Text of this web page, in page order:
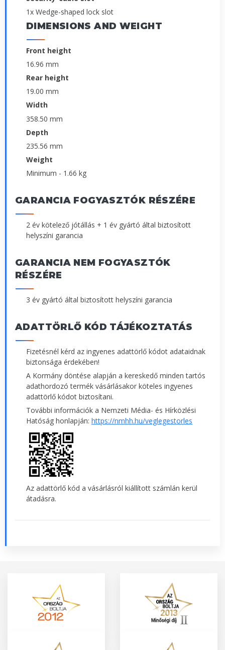
1x Wedge-shaped lock slot
DIMENSIONS AND WEIGHT
Front height
16.96 mm
Rear height
19.00 mm
Width
358.50 mm
Depth
235.56 mm
Weight
Minimum - 1.66 kg
GARANCIA FOGYASZTÓK RÉSZÉRE
2 év kötelező jótállás + 1 év gyártó által biztosított
helyszíni garancia
GARANCIA NEM FOGYASZTÓK
RÉSZÉRE
3 év gyártó által biztosított helyszíni garancia
ADATTÖRLŐ KÓD TÁJÉKOZTATÁS
Fizetésnél kérd az ingyenes adattörlő kódot adataidnak
biztonsága érdekében!
A Kormány döntése alapján a kereskedő minden tartós
adathordozó termék vásárlásakor köteles ingyenes
adattörlő kódot biztosítani.
További információk a Nemzeti Média- és Hírközlési
Hatóság honlapján: https://nmhh.hu/veglegestorles
Az adattörlő kód a vásárlásról kiállított számlán kerül
átadásra.